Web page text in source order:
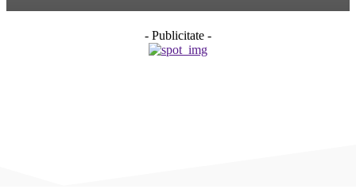
- Publicitate -